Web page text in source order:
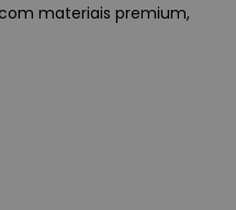
com materiais premium,